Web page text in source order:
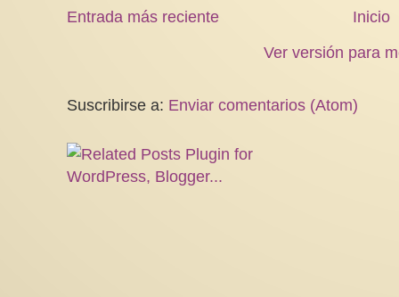
Entrada más reciente
Inicio
Ver versión para
Suscribirse a: Enviar comentarios (Atom)